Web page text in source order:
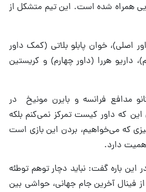
همراه شده است. این تیم متشکل از
اصلی)، خوان پابلو بلاتی (کمک داور
داریو هررا (داور چهارم) و کریستین
مدافع فرانسه و بایرن مونیخ در
که داور کیست تمرکز نمی‌کنم بلکه
که می‌خواهیم، بردن این بازی است
دارد.
این باره گفت: نباید دچار توهم توطئه
فینال آخرین جام جهانی، حواشی بین